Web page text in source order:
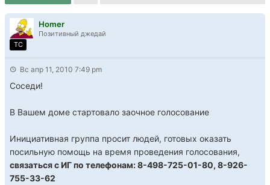
Homer
Позитивный джедай
TC
Вс апр 11, 2010 7:49 pm
Соседи!
В Вашем доме стартовало заочное голосование
Инициативная группа просит людей, готовых оказать
посильную помощь на время проведения голосования,
связаться с ИГ по телефонам: 8-498-725-01-80, 8-926-
755-33-62